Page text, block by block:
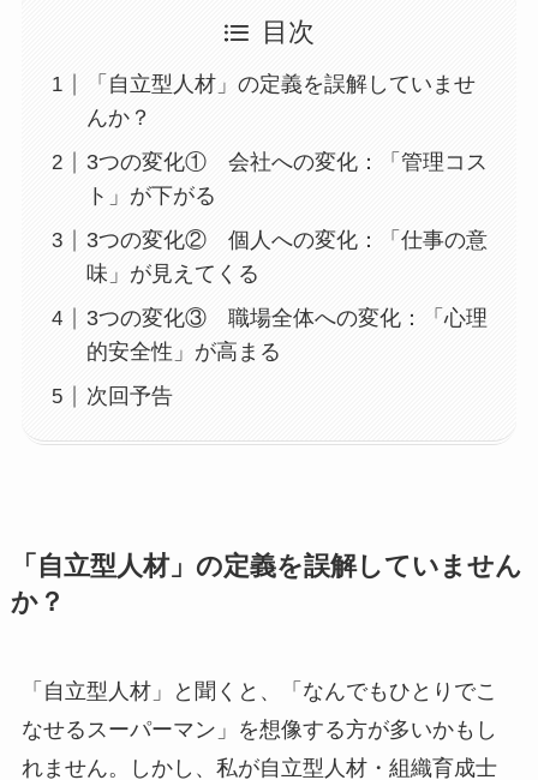
目次
「自立型人材」の定義を誤解していませ
んか？
3つの変化① 会社への変化：「管理コス
ト」が下がる
3つの変化② 個人への変化：「仕事の意
味」が見えてくる
3つの変化③ 職場全体への変化：「心理
的安全性」が高まる
次回予告
「自立型人材」の定義を誤解していません
か？
「自立型人材」と聞くと、「なんでもひとりでこ
なせるスーパーマン」を想像する方が多いかもし
れません。しかし、私が自立型人材・組織育成士